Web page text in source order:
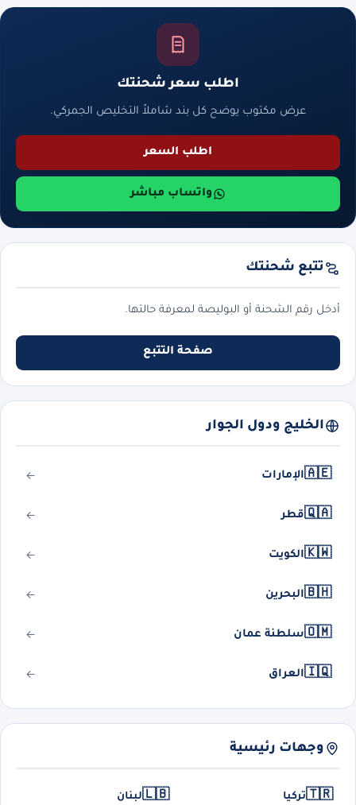
اطلب سعر شحنتك
عرض مكتوب يوضح كل بند شاملاً التخليص الجمركي.
اطلب السعر
واتساب مباشر
تتبع شحنتك
أدخل رقم الشحنة أو البوليصة لمعرفة حالتها.
صفحة التتبع
الخليج ودول الجوار
🇦🇪الإمارات
🇶🇦قطر
🇰🇼الكويت
🇧🇭البحرين
🇴🇲سلطنة عمان
🇮🇶العراق
وجهات رئيسية
🇹🇷تركيا 🇱🇧لبنان